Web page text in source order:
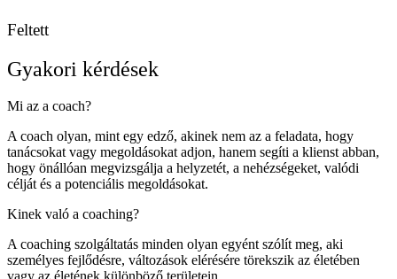
Feltett
Gyakori kérdések
Mi az a coach?
A coach olyan, mint egy edző, akinek nem az a feladata, hogy
tanácsokat vagy megoldásokat adjon, hanem segíti a klienst abban,
hogy önállóan megvizsgálja a helyzetét, a nehézségeket, valódi
célját és a potenciális megoldásokat.
Kinek való a coaching?
A coaching szolgáltatás minden olyan egyént szólít meg, aki
személyes fejlődésre, változások elérésére törekszik az életében